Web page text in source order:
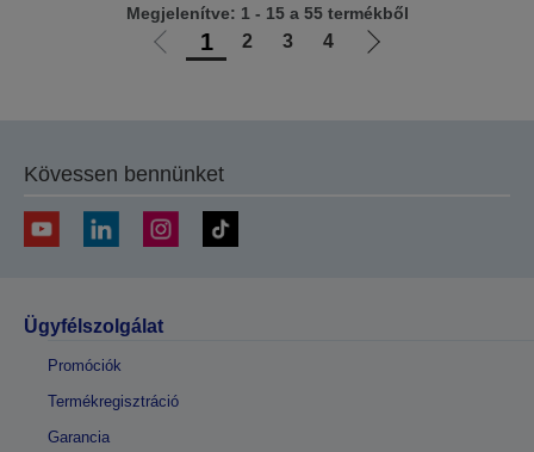
Előző
1 2 3 4
Következő
Megjelenítve: 1 - 15 a 55 termékből
Kövessen bennünket
Ügyfélszolgálat
Promóciók
Termékregisztráció
Garancia